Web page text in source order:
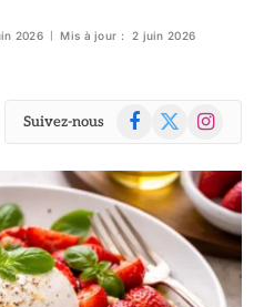
2026 Mis à jour : 2 juin 2026
Suivez-nous Facebook
X
Instagram